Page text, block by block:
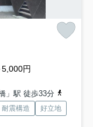
円
」駅 徒歩33分
耐震構造
好立地